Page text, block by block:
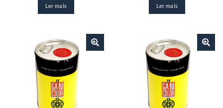
Ler mais Ler mais